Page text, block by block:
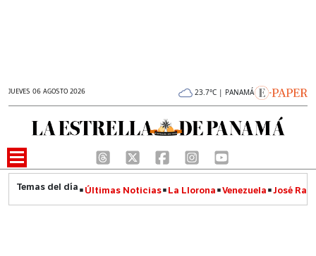
JUEVES 06 AGOSTO 2026 23.7°C | PANAMÁ
Últimas Noticias La Llorona Venezuela José